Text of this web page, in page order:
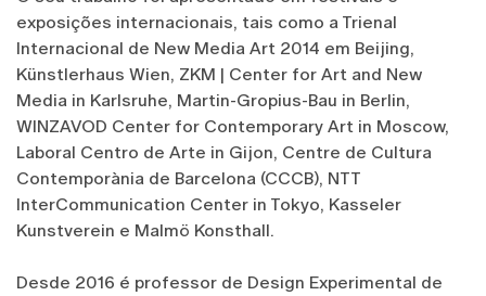
exposições internacionais, tais como a Trienal
Internacional de New Media Art 2014 em Beijing,
Künstlerhaus Wien, ZKM | Center for Art and New
Media in Karlsruhe, Martin-Gropius-Bau in Berlin,
WINZAVOD Center for Contemporary Art in Moscow,
Laboral Centro de Arte in Gijon, Centre de Cultura
Contemporània de Barcelona (CCCB), NTT
InterCommunication Center in Tokyo, Kasseler
Kunstverein e Malmö Konsthall.
Desde 2016 é professor de Design Experimental de